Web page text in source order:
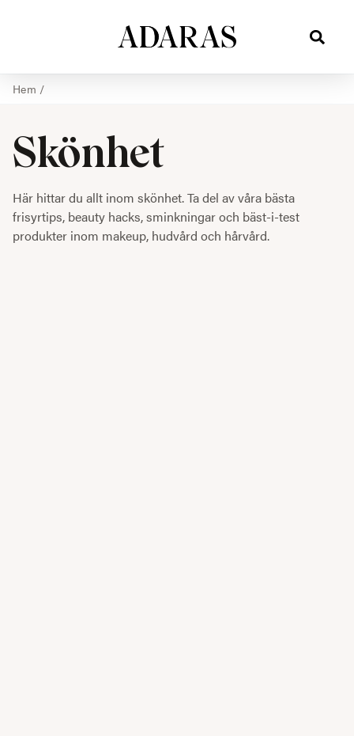
Hem /
Skönhet
Här hittar du allt inom skönhet. Ta del av våra bästa
frisyrtips, beauty hacks, sminkningar och bäst-i-test
produkter inom makeup, hudvård och hårvård.